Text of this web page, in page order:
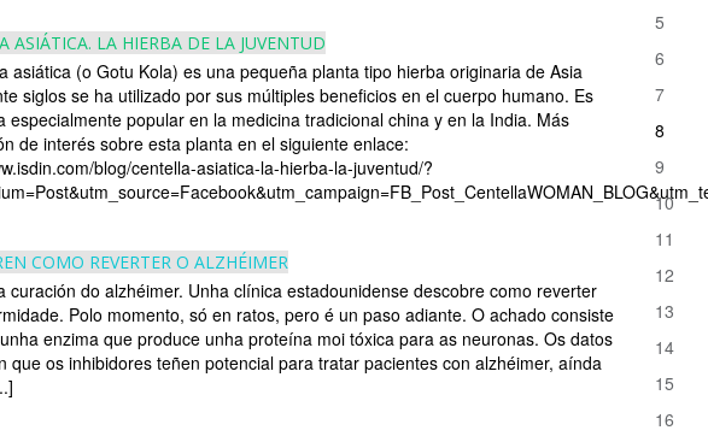
ASIÁTICA. LA HIERBA DE LA JUVENTUD
asiática (o Gotu Kola) es una pequeña planta tipo hierba originaria de Asia
siglos se ha utilizado por sus múltiples beneficios en el cuerpo humano. Es
especialmente popular en la medicina tradicional china y en la India. Más
de interés sobre esta planta en el siguiente enlace:
blog/centella-asiatica-la-hierba-la-juventud/?
COMO REVERTER O ALZHÉIMER
curación do alzhéimer. Unha clínica estadounidense descobre como reverter
Polo momento, só en ratos, pero é un paso adiante. O achado consiste
enzima que produce unha proteína moi tóxica para as neuronas. Os datos
que os inhibidores teñen potencial para tratar pacientes con alzhéimer, aínda
5
6
7
8
9
10
11
12
13
14
15
16